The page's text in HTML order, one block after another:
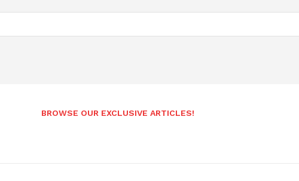
BROWSE OUR EXCLUSIVE ARTICLES!